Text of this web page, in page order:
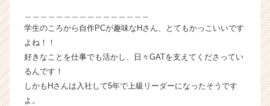
r
e
r）
学生のころから自作PCが趣味なHさん、とてもかっこいいです
よね！！
好きなことを仕事でも活かし、日々GATを支えてくださってい
るんです！
しかもHさんは入社して5年で上級リーダーになったそうです
よ。